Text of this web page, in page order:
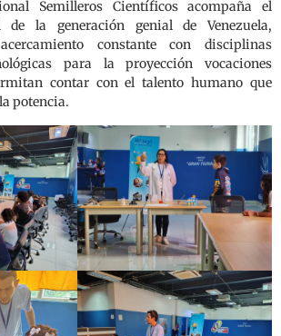
Semilleros Científicos acompaña el
de la generación genial de Venezuela,
constante con disciplinas
para la proyección vocaciones
contar con el talento humano que
potencia.